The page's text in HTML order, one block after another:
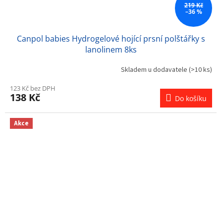
219 Kč
–36 %
Canpol babies Hydrogelové hojící prsní polštářky s
lanolinem 8ks
Skladem u dodavatele (>10 ks)
123 Kč bez DPH
138 Kč Do košíku
Akce